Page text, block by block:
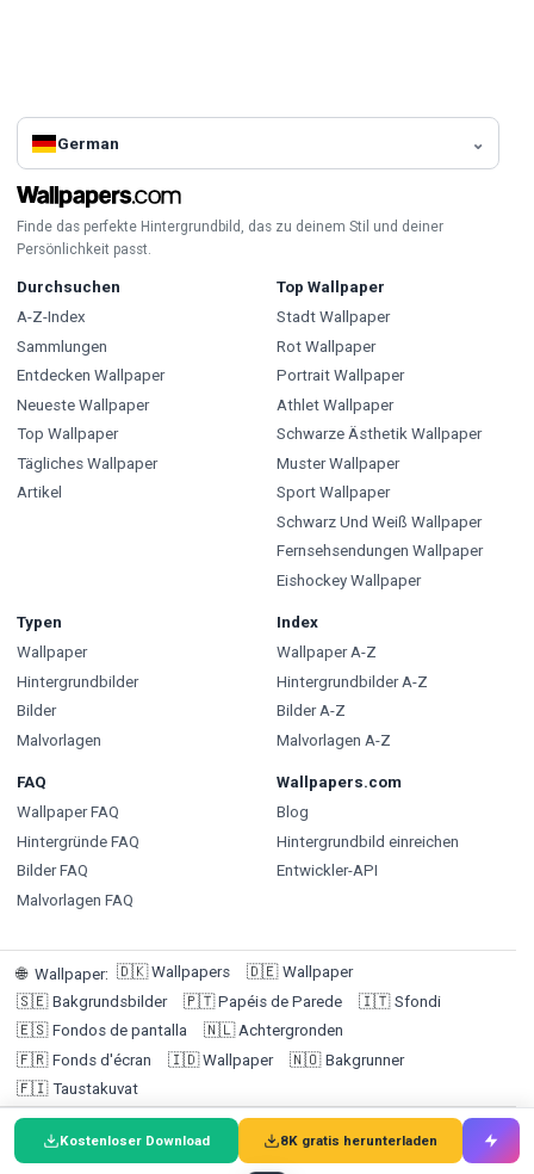
Kostenloser Download 8K gratis herunterladen
German
Finde das perfekte Hintergrundbild, das zu deinem Stil und deiner
Persönlichkeit passt.
Durchsuchen
A-Z-Index
Sammlungen
Entdecken Wallpaper
Neueste Wallpaper
Top Wallpaper
Tägliches Wallpaper
Artikel
Top Wallpaper
Stadt Wallpaper
Rot Wallpaper
Portrait Wallpaper
Athlet Wallpaper
Schwarze Ästhetik Wallpaper
Muster Wallpaper
Sport Wallpaper
Schwarz Und Weiß Wallpaper
Fernsehsendungen Wallpaper
Eishockey Wallpaper
Typen
Wallpaper
Hintergrundbilder
Bilder
Malvorlagen
Index
Wallpaper A-Z
Hintergrundbilder A-Z
Bilder A-Z
Malvorlagen A-Z
FAQ
Wallpaper FAQ
Hintergründe FAQ
Bilder FAQ
Malvorlagen FAQ
Wallpapers.com
Blog
Hintergrundbild einreichen
Entwickler-API
🌐 Wallpaper: 🇩🇰 Wallpapers 🇩🇪 Wallpaper
🇸🇪 Bakgrundsbilder 🇵🇹 Papéis de Parede 🇮🇹 Sfondi
🇪🇸 Fondos de pantalla 🇳🇱 Achtergronden
🇫🇷 Fonds d'écran 🇮🇩 Wallpaper 🇳🇴 Bakgrunner
🇫🇮 Taustakuvat
© 2026 Wallpapers.com (Targa Ltd @ 1F, 1-3 San Lau Street,